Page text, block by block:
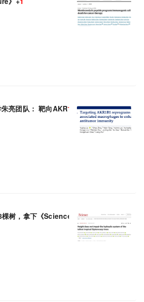
亮团队： 靶向AKR1 1重塑肿瘤免疫微环
树，拿下《Science》封面